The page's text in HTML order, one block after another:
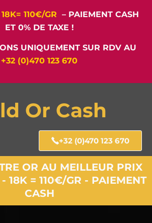
18K= 110€/GR – PAIEMENT CASH
ET 0% DE TAXE !
UNIQUEMENT SUR RDV AU
+32 (0)470 123 670
Or Cash
+32 (0)470 123 670
OR AU MEILLEUR PRIX
18K = 110€/GR - PAIEMENT
CASH